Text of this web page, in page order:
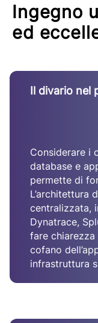
Ingegno
ed
Il divario nel
Considerare i
database e
permette di
L’architettura
centralizzata,
Dynatrace,
fare
cofano
infrastruttura